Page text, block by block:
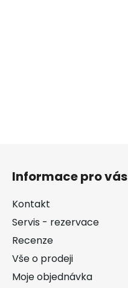
Informace pro vás
Kontakt
Servis - rezervace
Recenze
Vše o prodeji
Moje objednávka